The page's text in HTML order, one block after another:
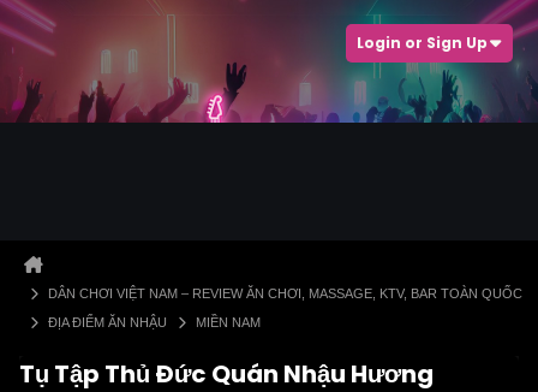
Login or Sign Up
DÂN CHƠI VIỆT NAM – REVIEW ĂN CHƠI, MASSAGE, KTV, BAR TOÀN QUỐC
ĐỊA ĐIỂM ĂN NHẬU
MIỀN NAM
Tụ Tập Thủ Đức Quán Nhậu Hương